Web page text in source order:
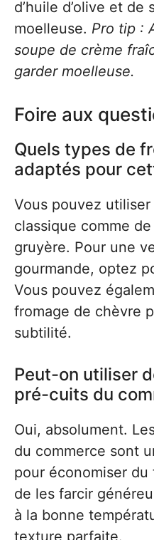
d’huile d’olive et
moelleuse. Pro tip :
soupe de crème
garder moelleuse.
Foire aux
Quels types de
adaptés pour
Vous pouvez
classique comme de
gruyère. Pour une
gourmande, optez
Vous pouvez
fromage de chèvre
subtilité.
Peut-on utiliser
pré-cuits du
Oui, absolument.
du commerce sont
pour économiser
de les farcir
à la bonne
texture parfaite.